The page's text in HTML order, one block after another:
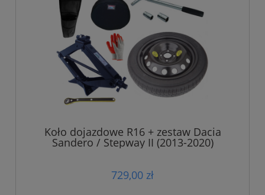
Koło dojazdowe R16 + zestaw Dacia
Sandero / Stepway II (2013-2020)
729,00 zł